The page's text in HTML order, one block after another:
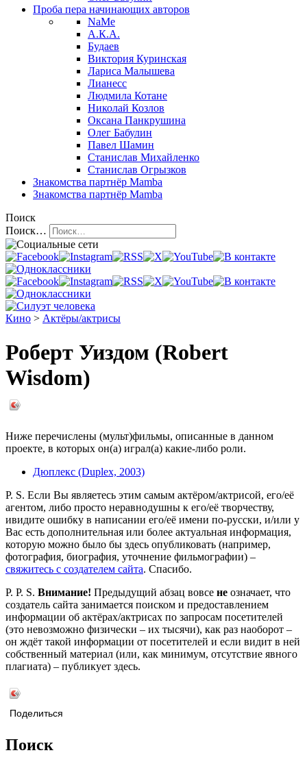
Проба пера начинающих авторов
NaMe
А.К.А.
Будаев
Виктория Куринская
Лариса Малышева
Лианесс
Людмила Котане
Николай Козлов
Оксана Панкрушина
Олег Бабулин
Павел Шамин
Станислав Михайленко
Станислав Огрызков
Знакомства партнёр Mamba
Знакомства партнёр Mamba
Поиск
Поиск…
Кино > Актёры/актрисы
Роберт Уиздом (Robert
Wisdom)
Ниже перечислены (мульт)фильмы, описанные в данном
проекте, в которых он(а) играл(а) какие-либо роли.
Дюплекс (Duplex, 2003)
P. S. Если Вы являетесь этим самым актёром/актрисой, его/её
агентом, либо просто неравнодушны к его/её творчеству,
ивидите ошибку в написании его/её имени по-русски, и/или у
Вас есть дополнительная или более актуальная информация,
которую можно было бы здесь опубликовать (например,
фотография, биография, уточнение фильмографии) –
свяжитесь с создателем сайта. Спасибо.
P. P. S. Внимание! Предыдущий абзац вовсе не означает, что
создатель сайта занимается поиском и предоставлением
информации об актёрах/актрисах по запросам посетителей
(это невозможно физически – их тысячи), как раз наоборот –
он ждёт такой информации от посетителей и если видит в ней
собственный материал (или, как минимум, отсутствие явного
плагиата) – публикует здесь.
Поделиться
Поиск